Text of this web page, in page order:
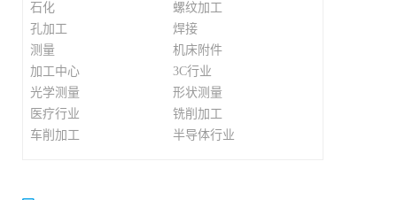
石化
螺纹加工
孔加工
焊接
测量
机床附件
加工中心
3C行业
光学测量
形状测量
医疗行业
铣削加工
车削加工
半导体行业